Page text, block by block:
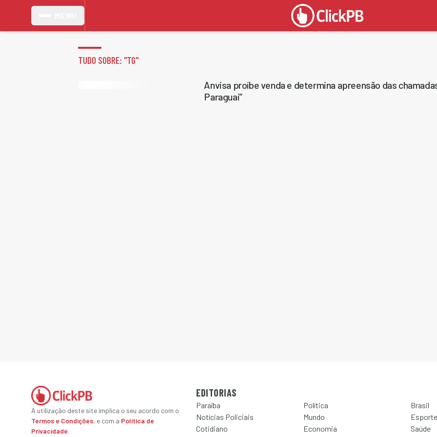
TUDO SOBRE: "TG"
Anvisa proíbe venda e determina apreensão das
Paraguai”
A utilização deste site implica o seu acordo com o
Termos e Condições, e com a Política de
Privacidade.
EDITORIAS
Paraíba Política
Brasil
Notícias Policiais
Mundo
Esporte
Cotidiano
Economia
Saúde